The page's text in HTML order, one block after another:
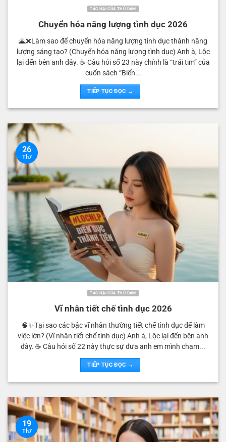
TÁC HẠI CỦA THỦ DÂM
Chuyển hóa năng lượng tình dục 2026
🌋❌Làm sao để chuyển hóa năng lượng tình dục thành năng
lượng sáng tạo? (Chuyển hóa năng lượng tình dục) Anh à, Lộc
lại đến bên anh đây. ☕️ Câu hỏi số 23 này chính là “trái tim” của
cuốn sách “Biến...
TIẾP TỤC ĐỌC →
TÁC HẠI CỦA THỦ DÂM
Vĩ nhân tiết chế tình dục 2026
🧠✨Tại sao các bậc vĩ nhân thường tiết chế tình dục để làm
việc lớn? (Vĩ nhân tiết chế tình dục) Anh à, Lộc lại đến bên anh
đây. ☕️ Câu hỏi số 22 này thực sự đưa anh em mình chạm...
TIẾP TỤC ĐỌC →
26
Th7
19
Th7